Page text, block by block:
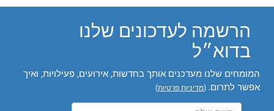
הרשמה לעדכונים שלנו
בדוא״ל
המומחים שלנו מעדכנים אותך בחדשות, אירועים, פעילויות, ואיך
אפשר לתרום. (מדיניות פרטיות)